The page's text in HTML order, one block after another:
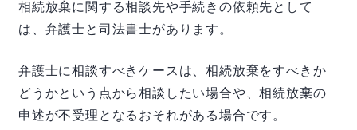
相続放棄に関する相談先や手続きの依頼先として
は、弁護士と司法書士があります。
弁護士に相談すべきケースは、相続放棄をすべきか
どうかという点から相談したい場合や、相続放棄の
申述が不受理となるおそれがある場合です。